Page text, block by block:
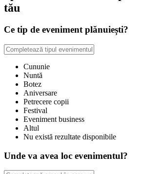
tău
Ce tip de eveniment plănuiești?
Cununie
Nuntă
Botez
Aniversare
Petrecere copii
Festival
Eveniment business
Altul
Nu există rezultate disponibile
Unde va avea loc evenimentul?